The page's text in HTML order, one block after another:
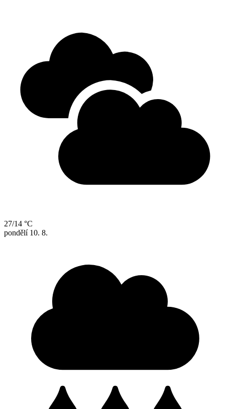
27/14 °C
pondělí 10. 8.